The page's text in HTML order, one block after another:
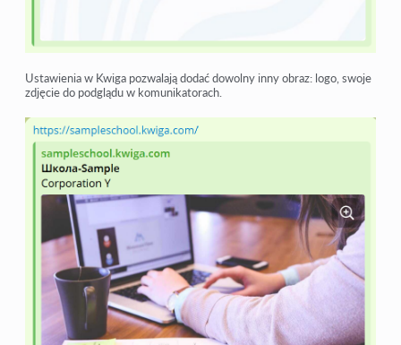
Ustawienia w Kwiga pozwalają dodać dowolny inny obraz: logo, swoje
zdjęcie do podglądu w komunikatorach.